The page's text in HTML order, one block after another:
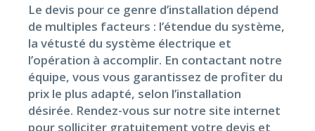
Le devis pour ce genre d’installation dépend
de multiples facteurs : l’étendue du système,
la vétusté du système électrique et
l’opération à accomplir. En contactant notre
équipe, vous vous garantissez de profiter du
prix le plus adapté, selon l’installation
désirée. Rendez-vous sur notre site internet
pour solliciter gratuitement votre devis et